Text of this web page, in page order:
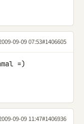
09-09 07:53#1406605
=)
09-09 11:47#1406936